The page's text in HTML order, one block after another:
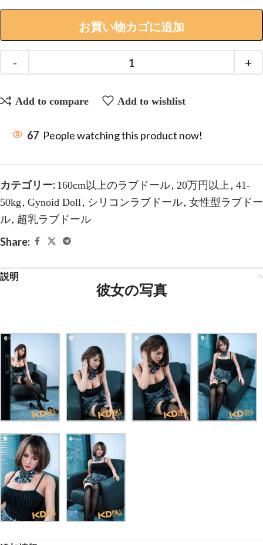
お買い物カゴに追加
Add to compare Add to wishlist
67 People watching this product now!
カテゴリー: 160cm以上のラブドール, 20万円以上 , 41-
50kg , Gynoid Doll, シリコンラブドール, 女性型ラブドー
ル, 超乳ラブドール
Share:
説明
彼女の写真